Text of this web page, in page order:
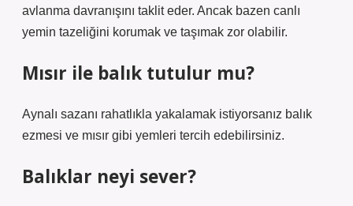
avlanma davranışını taklit eder. Ancak bazen canlı
yemin tazeliğini korumak ve taşımak zor olabilir.
Mısır ile balık tutulur mu?
Aynalı sazanı rahatlıkla yakalamak istiyorsanız balık
ezmesi ve mısır gibi yemleri tercih edebilirsiniz.
Balıklar neyi sever?